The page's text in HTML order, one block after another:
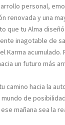
personal,
renovada y una
que tu Alma
inagotable de
el Karma
un futuro más
camino hacia la
mundo de
mañana sea la